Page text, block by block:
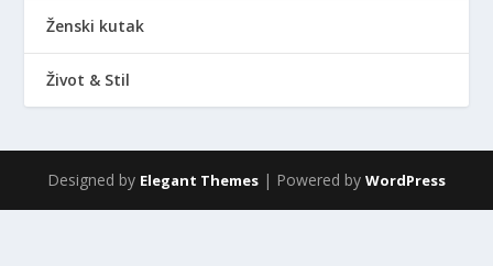
Ženski kutak
Život & Stil
Designed by Elegant Themes | Powered by WordPress